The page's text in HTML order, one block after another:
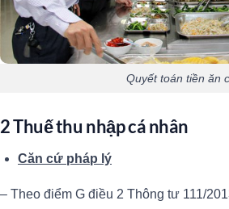
Quyết toán tiền ăn
2 Thuế thu nhập cá nhân
Căn cứ pháp lý
– Theo điểm G điều 2 Thông tư 111/